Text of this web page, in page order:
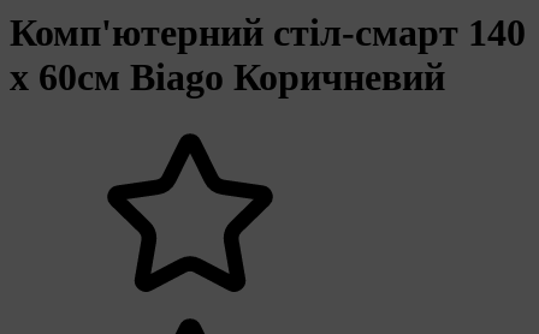
Комп'ютерний стіл-смарт 140
х 60см Biago Коричневий